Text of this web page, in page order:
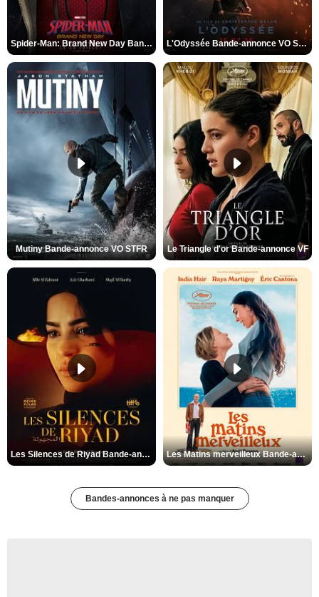
Spider-Man: Brand New Day Bande-annonce VO STFR L'Odyssée Bande-annonce VO STFR
Mutiny Bande-annonce VO STFR Le Triangle d'or Bande-annonce VF
Les Silences de Riyad Bande-annonce VO STFR Les Matins merveilleux Bande-annonce VF
Bandes-annonces à ne pas manquer